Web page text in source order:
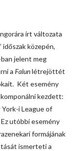
írt változata
közepén,
jelent meg
a Falunlétrejöttét
Két esemény
kezdett:
i League of
utóbbi esemény
formájának
ismerteti a